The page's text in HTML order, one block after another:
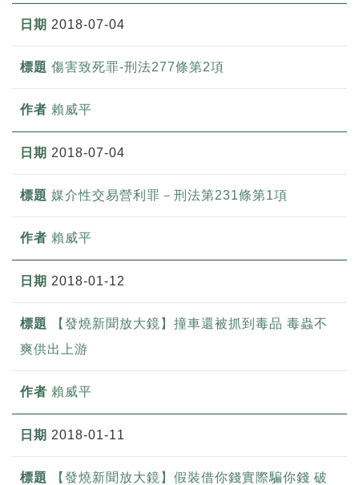
2018-07-04
傷害致死罪-刑法277條第2項
賴威平
2018-07-04
媒介性交易營利罪－刑法第231條第1項
賴威平
2018-01-12
【發燒新聞放大鏡】撞車還被抓到毒品 毒蟲不
爽供出上游
賴威平
2018-01-11
【發燒新聞放大鏡】假裝借你錢實際騙你錢 破